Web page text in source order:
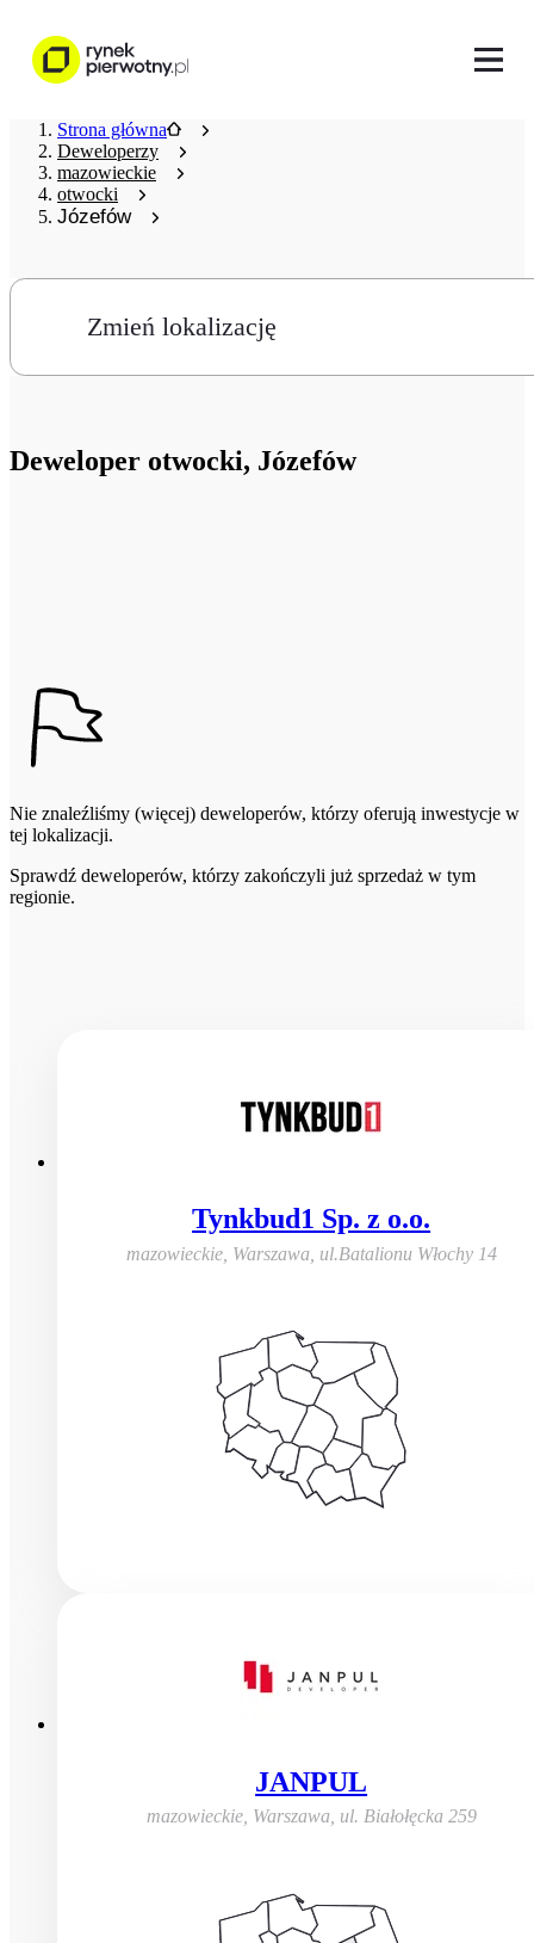
Strona główna
Deweloperzy
mazowieckie
otwocki
Józefów
Zmień lokalizację
Deweloper otwocki, Józefów
Nie znaleźliśmy (więcej) deweloperów, którzy oferują inwestycje w
tej lokalizacji.
Sprawdź deweloperów, którzy zakończyli już sprzedaż w tym
regionie.
Tynkbud1 Sp. z o.o.
mazowieckie, Warszawa, ul.Batalionu Włochy 14
JANPUL
mazowieckie, Warszawa, ul. Białołęcka 259